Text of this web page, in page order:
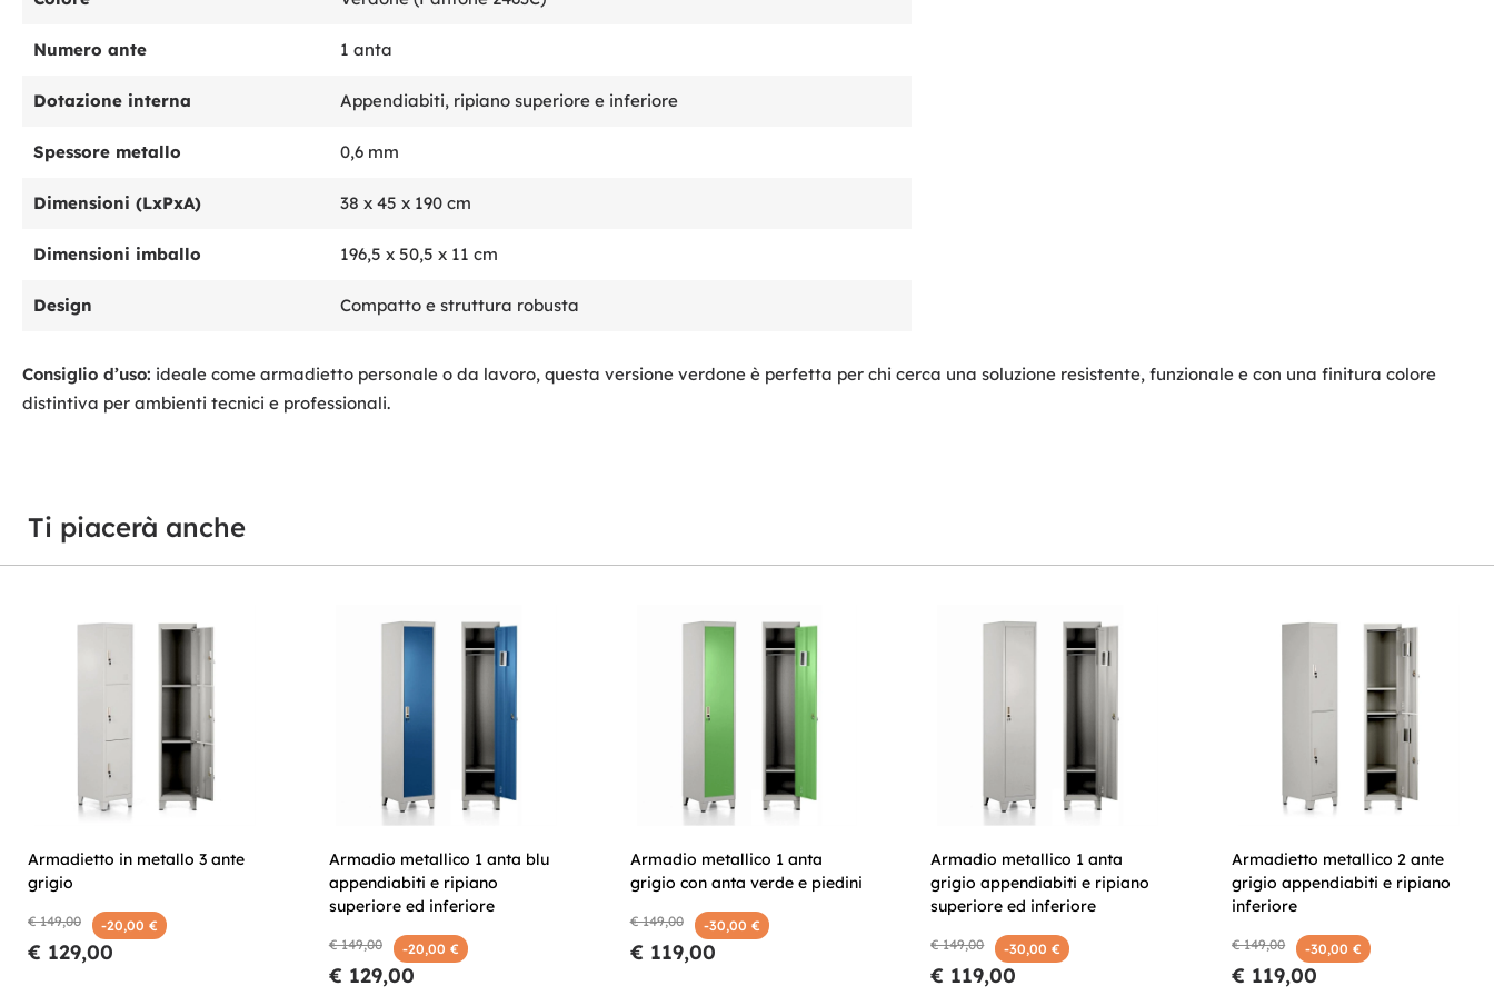
Numero ante 1 anta
Dotazione interna Appendiabiti, ripiano superiore e inferiore
Spessore metallo 0,6 mm
Dimensioni (LxPxA) 38 x 45 x 190 cm
Dimensioni imballo 196,5 x 50,5 x 11 cm
Design Compatto e struttura robusta
Consiglio d’uso: ideale come armadietto personale o da lavoro, questa versione verdone è perfetta per chi cerca una soluzione resistente, funzionale e con una finitura colore
distintiva per ambienti tecnici e professionali.
Ti piacerà anche
Armadietto in metallo 3 ante
grigio
€ 149,00 -20,00 €
€ 129,00
Armadio metallico 1 anta blu
appendiabiti e ripiano
superiore ed inferiore
€ 149,00 -20,00 €
€ 129,00
Armadio metallico 1 anta
grigio con anta verde e piedini
€ 149,00 -30,00 €
€ 119,00
Armadio metallico 1 anta
grigio appendiabiti e ripiano
superiore ed inferiore
€ 149,00 -30,00 €
€ 119,00
Armadietto metallico 2 ante
grigio appendiabiti e ripiano
inferiore
€ 149,00 -30,00 €
€ 119,00